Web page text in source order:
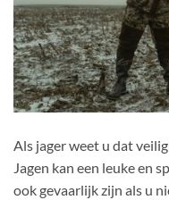
Als jager weet u dat
Jagen kan een leuke en
ook gevaarlijk zijn als u